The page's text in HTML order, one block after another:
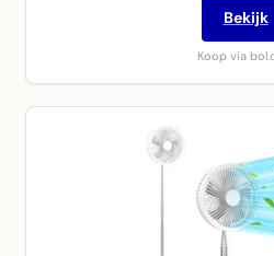
Bekijk
Koop via